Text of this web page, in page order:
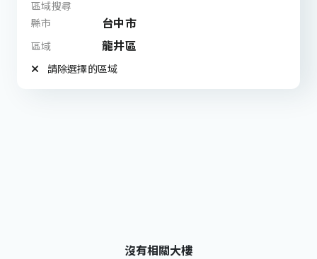
區域搜尋
縣市
台中市
區域 龍井區
請除選擇的區域
沒有相關大樓